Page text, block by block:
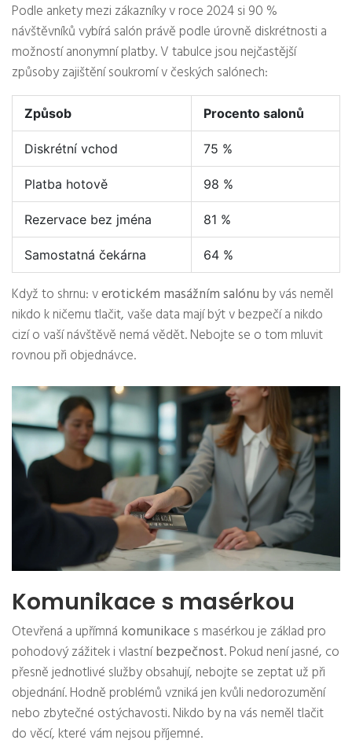
Podle ankety mezi zákazníky v roce 2024 si 90 %
návštěvníků vybírá salón právě podle úrovně diskrétnosti a
možností anonymní platby. V tabulce jsou nejčastější
způsoby zajištění soukromí v českých salónech:
Způsob Procento salonů
Diskrétní vchod 75 %
Platba hotově 98 %
Rezervace bez jména 81 %
Samostatná čekárna 64 %
Když to shrnu: verotickém masážním salónu by vás neměl
nikdo k ničemu tlačit, vaše data mají být v bezpečí a nikdo
cizí o vaší návštěvě nemá vědět. Nebojte se o tom mluvit
rovnou při objednávce.
Komunikace s masérkou
Otevřená a upřímná komunikace s masérkou je základ pro
pohodový zážitek i vlastníbezpečnost. Pokud není jasné, co
přesně jednotlivé služby obsahují, nebojte se zeptat už při
objednání. Hodně problémů vzniká jen kvůli nedorozumění
nebo zbytečné ostýchavosti. Nikdo by na vás neměl tlačit
do věcí, které vám nejsou příjemné.